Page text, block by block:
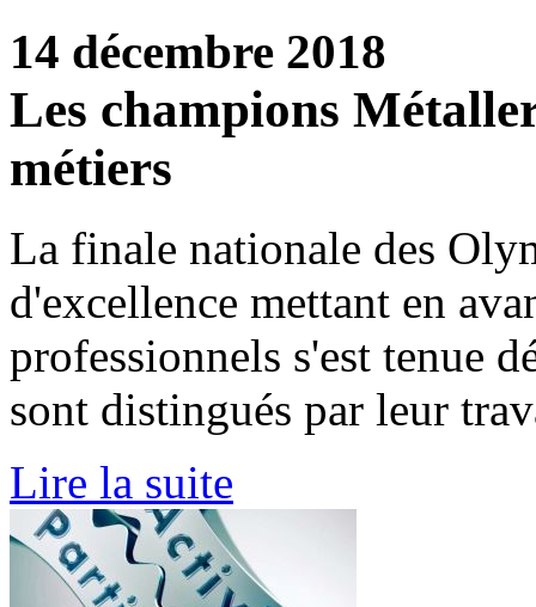
14 décembre 2018
Les champions
métiers
La finale nationale des
d'excellence mettant en
professionnels s'est tenue
sont distingués par leur
Lire la suite